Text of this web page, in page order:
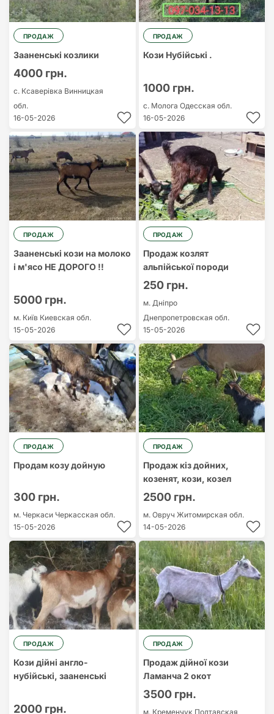
ПРОДАЖ
Зааненські козлики
4000 грн.
с. Ксаверівка Винницкая
обл.
16-05-2026
ПРОДАЖ
Кози Нубійські .
1000 грн.
с. Молога Одесская обл.
16-05-2026
ПРОДАЖ
Зааненські кози на молоко
і м'ясо НЕ ДОРОГО !!
5000 грн.
м. Київ Киевская обл.
15-05-2026
ПРОДАЖ
Продаж козлят
альпійської породи
250 грн.
м. Дніпро
Днепропетровская обл.
15-05-2026
ПРОДАЖ
Продам козу дойную
300 грн.
м. Черкаси Черкасская обл.
15-05-2026
ПРОДАЖ
Продаж кіз дойних,
козенят, кози, козел
2500 грн.
м. Овруч Житомирская обл.
14-05-2026
ПРОДАЖ
Кози дійні англо-
нубійські, зааненські
2000 грн.
ПРОДАЖ
Продаж дійної кози
Ламанча 2 окот
3500 грн.
м. Кременчук Полтавская